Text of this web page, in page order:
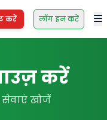
करें लॉग इन करें
करें
सेवाएं खोजें